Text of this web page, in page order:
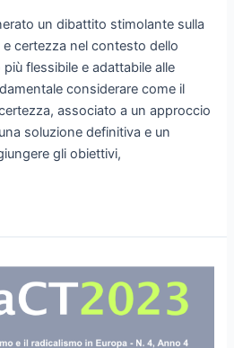
un dibattito stimolante sulla
certezza nel contesto dello
flessibile e adattabile alle
considerare come il
associato a un approccio
soluzione definitiva e un
gli obiettivi,